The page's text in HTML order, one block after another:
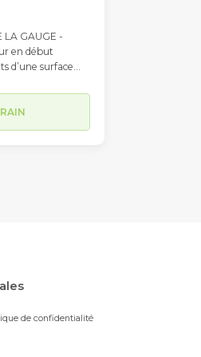
LA GAUGE -
en début
d’une surface
lots d’environ
double).
Petit Moussat,
font un endroit
au constructeur
de confidentialité